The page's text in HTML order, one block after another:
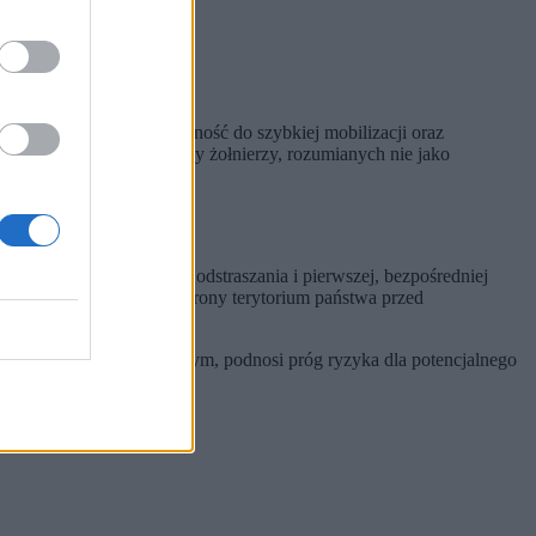
liczebność sił, zdolność do szybkiej mobilizacji oraz
ponad 300 tysięcy żołnierzy, rozumianych nie jako
instrumentu odstraszania i pierwszej, bezpośredniej
w tym obrony terytorium państwa przed
i strategicznym, podnosi próg ryzyka dla potencjalnego